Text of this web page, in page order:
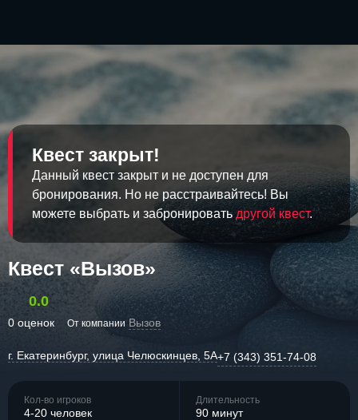
Квест закрыт!
Данный квест закрыт и не доступен для
бронирования. Но не расстраивайтесь! Вы
можете выбрать и забронировать другой квест.
Квест «Вызов»
0.0
0 оценок От компании Вызов
г. Екатеринбург, улица Челюскинцев, 5А+7 (343) 351-74-08
Кол-во игроков
4-20 человек
Длительность
90 минут